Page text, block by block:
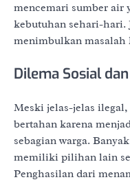
mencemari sumber air
kebutuhan sehari-
menimbulkan masalah
Dilema Sosial
Meski jelas-jelas
bertahan karena
sebagian warga.
memiliki pilihan lain
Penghasilan dari